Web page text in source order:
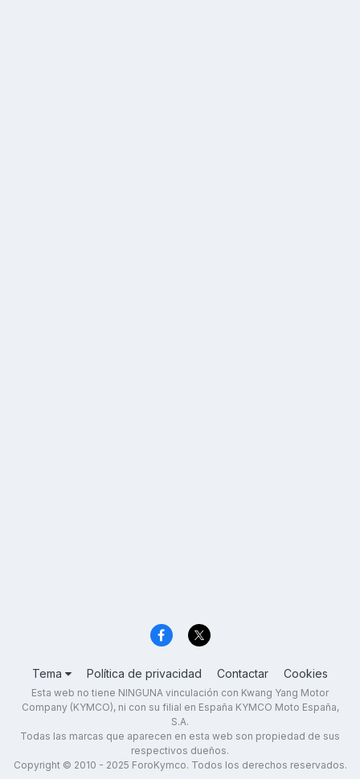
Tema Política de privacidad Contactar Cookies
Esta web no tiene NINGUNA vinculación con Kwang Yang Motor
Company (KYMCO), ni con su filial en España KYMCO Moto España,
S.A.
Todas las marcas que aparecen en esta web son propiedad de sus
respectivos dueños.
Copyright © 2010 - 2025 ForoKymco. Todos los derechos reservados.